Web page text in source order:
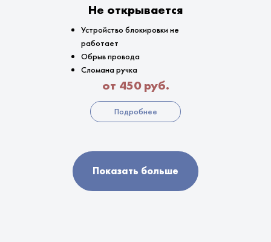
Не открывается
Устройство блокировки не
работает
Обрыв провода
Сломана ручка
от 450 руб.
Подробнее
Показать больше